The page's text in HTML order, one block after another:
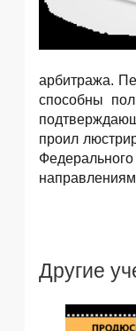
арбитража.
способны
проил
Другие